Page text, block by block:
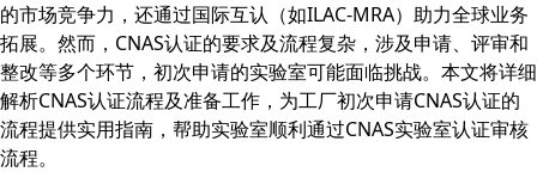
的市场竞争力，还通过国际互认（如ILAC-MRA）助力全球业务
拓展。然而，CNAS认证的要求及流程复杂，涉及申请、评审和
整改等多个环节，初次申请的实验室可能面临挑战。本文将详细
解析CNAS认证流程及准备工作，为工厂初次申请CNAS认证的
流程提供实用指南，帮助实验室顺利通过CNAS实验室认证审核
流程。